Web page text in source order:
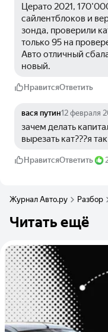
Церато 2021,
сайлентблоков и
зонда, проверили
только 95 на
Авто отличный
новый.
НравитсяОтветить
вася путин12 февраля
зачем делать
вырезать кат???я
НравитсяОтветить
Журнал Авто.ру Разбор
Читать ещё